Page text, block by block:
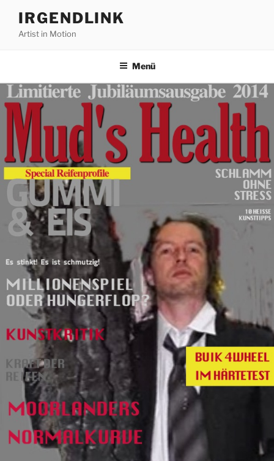
Inhalt
springen
IRGENDLINK
Artist in Motion
Menü